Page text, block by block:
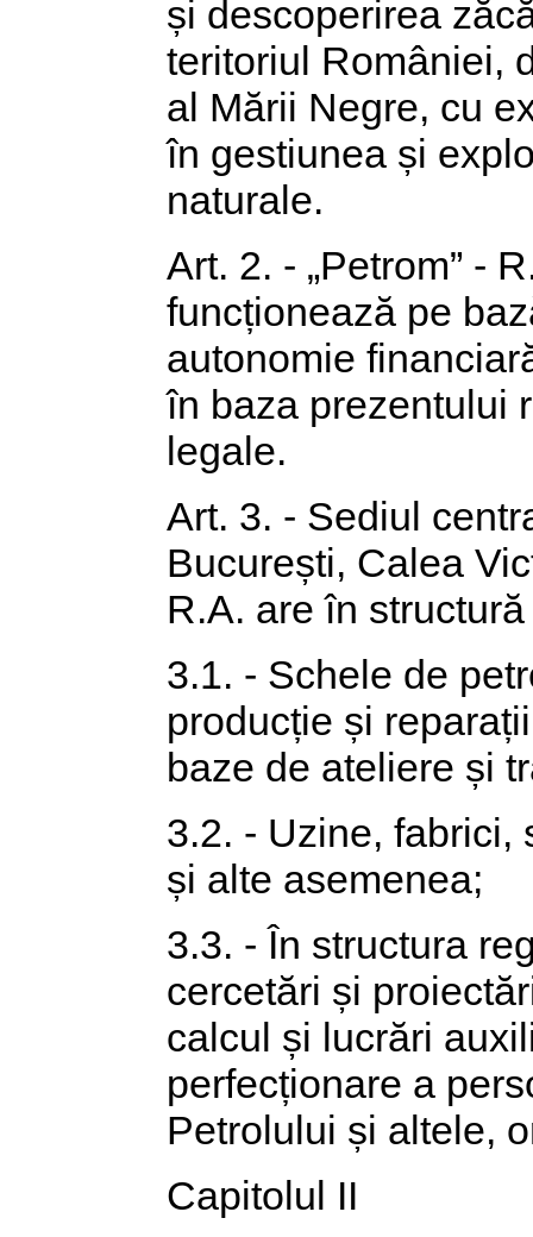
și descoperirea
teritoriul României,
al Mării Negre, cu
în gestiunea și
naturale.
Art. 2. - „Petrom” -
funcționează pe
autonomie
în baza prezentului
legale.
Art. 3. - Sediul
București, Calea
R.A. are în
3.1. - Schele de
producție și
baze de ateliere și
3.2. - Uzine, fabrici,
și alte asemenea;
3.3. - În structura
cercetări și
calcul și lucrări
perfecționare a
Petrolului și altele,
Capitolul II